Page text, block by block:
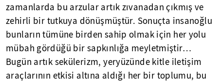
zamanlarda bu arzular artık zıvanadan çıkmış ve
zehirli bir tutkuya dönüşmüştür. Sonuçta insanoğlu
bunların tümüne birden sahip olmak için her yolu
mübah gördüğü bir sapkınlığa meyletmiştir…
Bugün artık sekülerizm, yeryüzünde kitle iletişim
araçlarının etkisi altına aldığı her bir toplumu, bu